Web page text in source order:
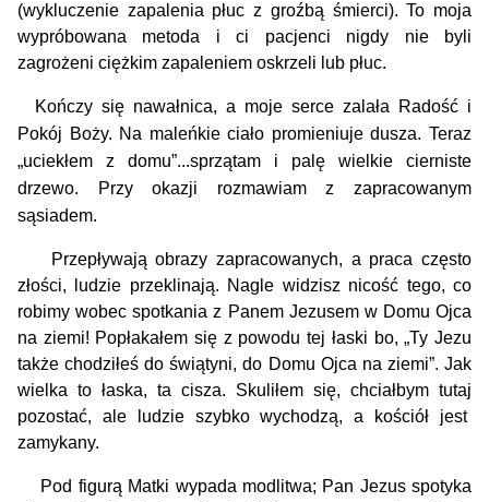
(wykluczenie zapalenia płuc z groźbą śmierci). To moja
wypróbowana metoda i ci pacjenci nigdy nie byli
zagrożeni ciężkim zapaleniem oskrzeli lub płuc.
Kończy się nawałnica, a moje serce zalała Radość i
Pokój Boży. Na maleńkie ciało promieniuje dusza. Teraz
„uciekłem z domu”...sprzątam i palę wielkie cierniste
drzewo. Przy okazji rozmawiam z zapracowanym
sąsiadem.
Przepływają obrazy zapracowanych, a praca często
złości, ludzie przeklinają. Nagle widzisz nicość tego, co
robimy wobec spotkania z Panem Jezusem w Domu Ojca
na ziemi! Popłakałem się z powodu tej łaski bo, „Ty Jezu
także chodziłeś do świątyni, do Domu Ojca na ziemi”. Jak
wielka to łaska, ta cisza. Skuliłem się, chciałbym tutaj
pozostać, ale ludzie szybko wychodzą, a kościół jest
zamykany.
Pod figurą Matki wypada modlitwa; Pan Jezus spotyka